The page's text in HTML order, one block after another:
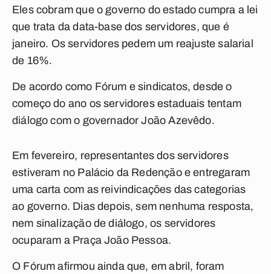
Eles cobram que o governo do estado cumpra a lei
que trata da data-base dos servidores, que é
janeiro. Os servidores pedem um reajuste salarial
de 16%.
De acordo como Fórum e sindicatos, desde o
começo do ano os servidores estaduais tentam
diálogo com o governador João Azevêdo.
Em fevereiro, representantes dos servidores
estiveram no Palácio da Redenção e entregaram
uma carta com as reivindicações das categorias
ao governo. Dias depois, sem nenhuma resposta,
nem sinalização de diálogo, os servidores
ocuparam a Praça João Pessoa.
O Fórum afirmou ainda que, em abril, foram